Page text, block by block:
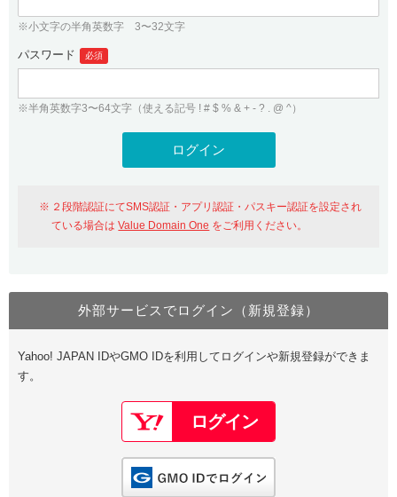
プレミアムドメイン
人気ドメインの種類
WHOIS検索
バリュードメインAPI
ドメイン・ホスティングOEM
従来のバリュードメインをご利用希望の方
Value Domainにログイン
おすすめ One レンタルサーバーを含む最新の機能を使う方
Value Domain Oneにログイン
Google
GMO ID Amazon
※AmazonはValue Domain Oneのログイン画面へ遷移します
ユーザー登録
Value Domain Oneアカウント作成
以下でも登録可能
Google Yahoo!
GMO ID
※小文字の半角英数字 3〜32文字
パスワード 必須
※半角英数字3〜64文字（使える記号 ! # $ % & + - ? . @ ^）
２段階認証にてSMS認証・アプリ認証・パスキー認証を設定され
ている場合はValue Domain One をご利用ください。
外部サービスでログイン（新規登録）
Yahoo! JAPAN IDやGMO IDを利用してログインや新規登録ができま
す。